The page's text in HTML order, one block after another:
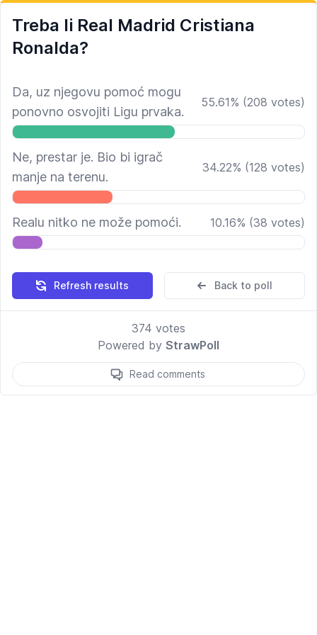
Treba li Real Madrid Cristiana
Ronalda?
Da, uz njegovu pomoć mogu
ponovno osvojiti Ligu prvaka.
55.61% (208 votes)
Ne, prestar je. Bio bi igrač
manje na terenu.
34.22% (128 votes)
Realu nitko ne može pomoći. 10.16% (38 votes)
Refresh results Back to poll
374 votes
Powered by StrawPoll
Read comments